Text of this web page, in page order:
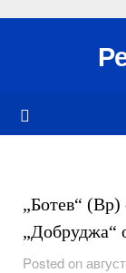
„Ботев“ (Вр)
„Добруджа“
Posted on